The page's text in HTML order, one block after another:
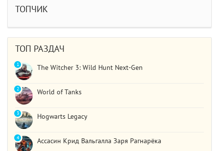
сюжет и..
ТОПЧИК
ТОП РАЗДАЧ
The Witcher 3: Wild Hunt Next-Gen
1
World of Tanks
2
Hogwarts Legacy
3
Ассасин Крид Вальгалла Заря Рагнарёка
4